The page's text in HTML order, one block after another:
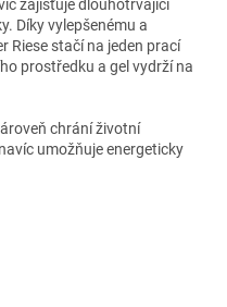
zajišťuje dlouhotrvající
Díky vylepšenému a
Riese stačí na jeden prací
prostředku a gel vydrží na
chrání životní
umožňuje energeticky